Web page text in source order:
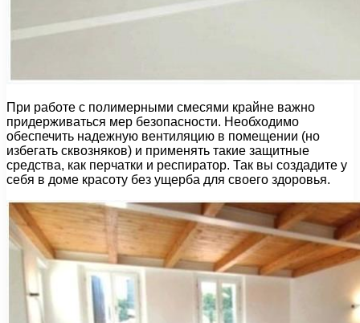
При работе с полимерными смесями крайне важно
придерживаться мер безопасности. Необходимо
обеспечить надежную вентиляцию в помещении (но
избегать сквозняков) и применять такие защитные
средства, как перчатки и респиратор. Так вы создадите у
себя в доме красоту без ущерба для своего здоровья.